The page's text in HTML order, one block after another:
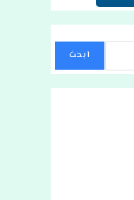
ابحث